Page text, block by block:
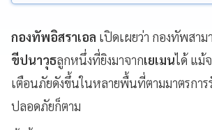
กองทัพอิสราเอล เปิดเผยว่า กองทัพสา
ขีปนาวุธลูกหนึ่งที่ยิงมาจากเยเมนได้ แม้
เตือนภัยดังขึ้นในหลายพื้นที่ตามมาตรการ
ปลอดภัยก็ตาม